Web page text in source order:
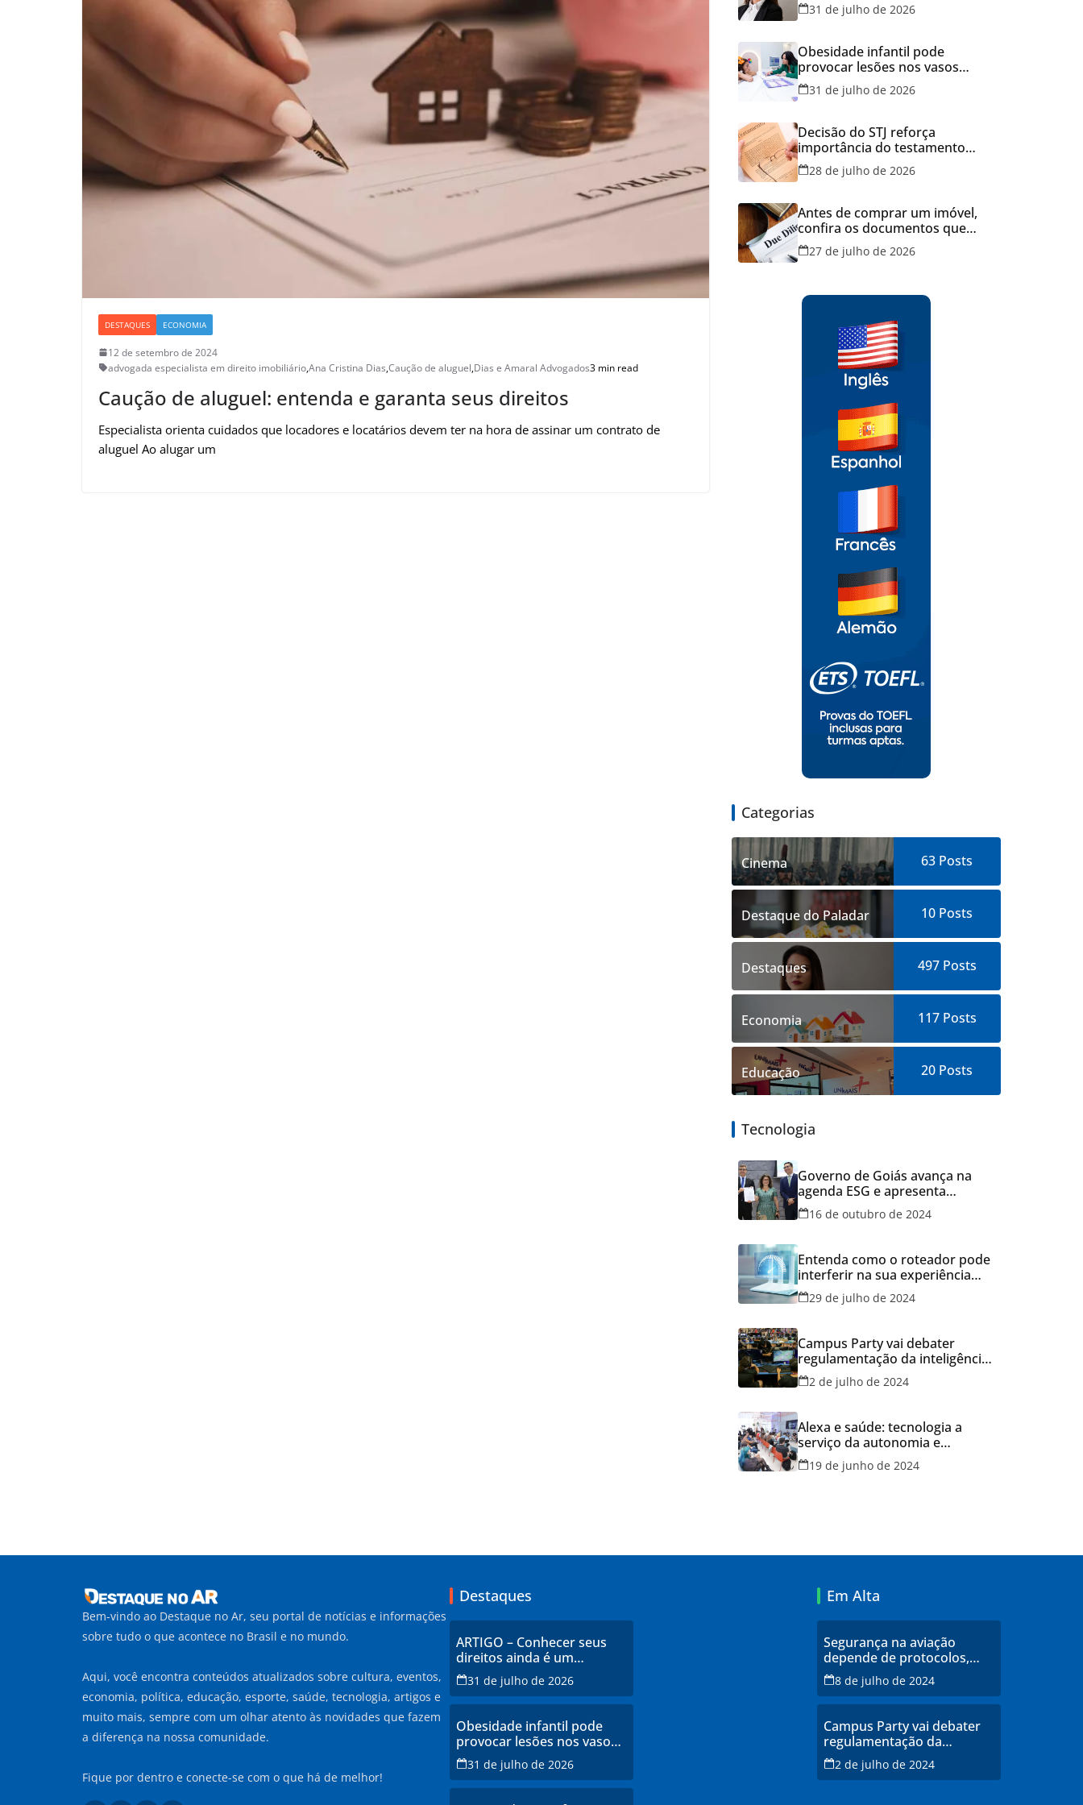
DESTAQUES ECONOMIA
12 de setembro de 2024
advogada especialista em direito imobiliário,Ana Cristina Dias,Caução de aluguel,Dias e Amaral Advogados3 min read
Caução de aluguel: entenda e garanta seus direitos
Especialista orienta cuidados que locadores e locatários devem ter na hora de assinar um contrato de
aluguel Ao alugar um
31 de julho de 2026
Obesidade infantil pode
provocar lesões nos vasos
sanguíneos ainda na infância,
alerta estudo
31 de julho de 2026
Decisão do STJ reforça
importância do testamento
feito em cartório
28 de julho de 2026
Antes de comprar um imóvel,
confira os documentos que
podem evitar prejuízos e
disputas na justiça
27 de julho de 2026
Categorias
Cinema 63 Posts
Destaque do Paladar 10 Posts
Destaques 497Posts
Economia 117Posts
Educação 20 Posts
Tecnologia
Governo de Goiás avança na
agenda ESG e apresenta
resultados do Recicla Goiás
16 de outubro de 2024
Entenda como o roteador pode
interferir na sua experiência
online
29 de julho de 2024
Campus Party vai debater
regulamentação da inteligência
artificial
2 de julho de 2024
Alexa e saúde: tecnologia a
serviço da autonomia e
qualidade de vida
19 de junho de 2024
Bem-vindo ao Destaque no Ar, seu portal de notícias e informações
sobre tudo o que acontece no Brasil e no mundo.
Aqui, você encontra conteúdos atualizados sobre cultura, eventos,
economia, política, educação, esporte, saúde, tecnologia, artigos e
muito mais, sempre com um olhar atento às novidades que fazem
a diferença na nossa comunidade.
Fique por dentro e conecte-se com o que há de melhor!
Destaques
ARTIGO – Conhecer seus
direitos ainda é um
privilégio no Brasil
31 de julho de 2026
Obesidade infantil pode
provocar lesões nos vasos
sanguíneos ainda na
infância, alerta estudo
31 de julho de 2026
Em Alta
Segurança na aviação
depende de protocolos,
profissionais qualificados e
infraestrutura moderna,
explicam especialistas
8 de julho de 2024
Campus Party vai debater
regulamentação da
inteligência artificial
2 de julho de 2024